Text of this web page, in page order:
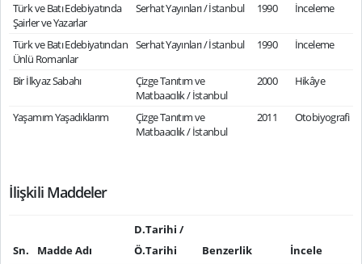
Türk ve Batı Edebiyatında
Şairler ve Yazarlar
Serhat Yayınları / İstanbul 1990 İnceleme
Türk ve Batı Edebiyatından
Ünlü Romanlar
Serhat Yayınları / İstanbul 1990 İnceleme
Bir İlkyaz Sabahı
Çizge Tanıtım ve
Matbaacılık / İstanbul
2000 Hikâye
Yaşamım Yaşadıklarım
Çizge Tanıtım ve
Matbaacılık / İstanbul
2011 Otobiyografi
İlişkili Maddeler
Sn. Madde Adı
D.Tarihi /
Ö.Tarihi
Benzerlik
İncele